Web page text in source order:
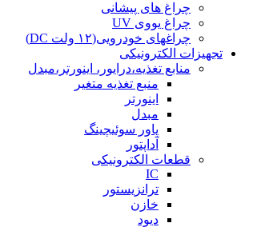
چراغ های پیشانی
چراغ یووی UV
چراغهای خودرویی(۱۲ ولت DC)
تجهیزات الکترونیکی
منابع تغذیه،درایور، اینورتر،مبدل
منبع تغذیه متغیر
اینورتر
مبدل
پاور سوئیچینگ
آداپتور
قطعات الکترونیکی
IC
ترانزیستور
خازن
دیود